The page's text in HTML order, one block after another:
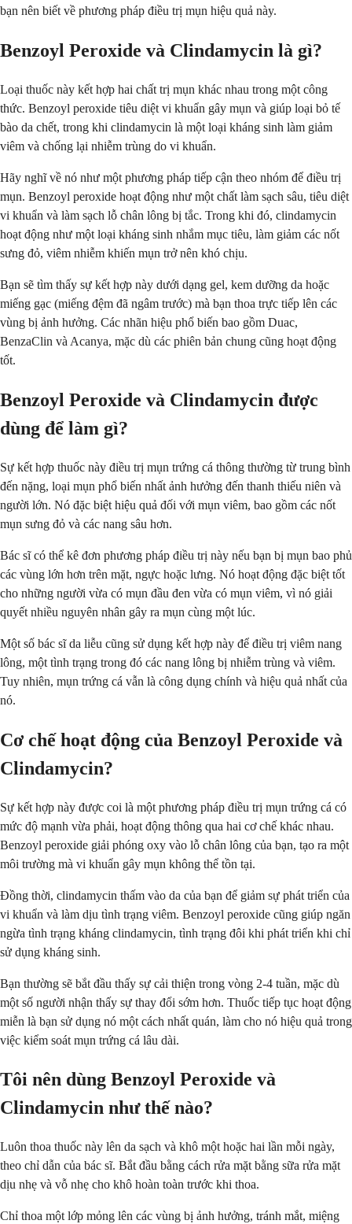
bạn nên biết về phương pháp điều trị mụn hiệu quả này.
Benzoyl Peroxide và Clindamycin là gì?
Loại thuốc này kết hợp hai chất trị mụn khác nhau trong một công
thức. Benzoyl peroxide tiêu diệt vi khuẩn gây mụn và giúp loại bỏ tế
bào da chết, trong khi clindamycin là một loại kháng sinh làm giảm
viêm và chống lại nhiễm trùng do vi khuẩn.
Hãy nghĩ về nó như một phương pháp tiếp cận theo nhóm để điều trị
mụn. Benzoyl peroxide hoạt động như một chất làm sạch sâu, tiêu diệt
vi khuẩn và làm sạch lỗ chân lông bị tắc. Trong khi đó, clindamycin
hoạt động như một loại kháng sinh nhắm mục tiêu, làm giảm các nốt
sưng đỏ, viêm nhiễm khiến mụn trở nên khó chịu.
Bạn sẽ tìm thấy sự kết hợp này dưới dạng gel, kem dưỡng da hoặc
miếng gạc (miếng đệm đã ngâm trước) mà bạn thoa trực tiếp lên các
vùng bị ảnh hưởng. Các nhãn hiệu phổ biến bao gồm Duac,
BenzaClin và Acanya, mặc dù các phiên bản chung cũng hoạt động
tốt.
Benzoyl Peroxide và Clindamycin được
dùng để làm gì?
Sự kết hợp thuốc này điều trị mụn trứng cá thông thường từ trung bình
đến nặng, loại mụn phổ biến nhất ảnh hưởng đến thanh thiếu niên và
người lớn. Nó đặc biệt hiệu quả đối với mụn viêm, bao gồm các nốt
mụn sưng đỏ và các nang sâu hơn.
Bác sĩ có thể kê đơn phương pháp điều trị này nếu bạn bị mụn bao phủ
các vùng lớn hơn trên mặt, ngực hoặc lưng. Nó hoạt động đặc biệt tốt
cho những người vừa có mụn đầu đen vừa có mụn viêm, vì nó giải
quyết nhiều nguyên nhân gây ra mụn cùng một lúc.
Một số bác sĩ da liễu cũng sử dụng kết hợp này để điều trị viêm nang
lông, một tình trạng trong đó các nang lông bị nhiễm trùng và viêm.
Tuy nhiên, mụn trứng cá vẫn là công dụng chính và hiệu quả nhất của
nó.
Cơ chế hoạt động của Benzoyl Peroxide và
Clindamycin?
Sự kết hợp này được coi là một phương pháp điều trị mụn trứng cá có
mức độ mạnh vừa phải, hoạt động thông qua hai cơ chế khác nhau.
Benzoyl peroxide giải phóng oxy vào lỗ chân lông của bạn, tạo ra một
môi trường mà vi khuẩn gây mụn không thể tồn tại.
Đồng thời, clindamycin thấm vào da của bạn để giảm sự phát triển của
vi khuẩn và làm dịu tình trạng viêm. Benzoyl peroxide cũng giúp ngăn
ngừa tình trạng kháng clindamycin, tình trạng đôi khi phát triển khi chỉ
sử dụng kháng sinh.
Bạn thường sẽ bắt đầu thấy sự cải thiện trong vòng 2-4 tuần, mặc dù
một số người nhận thấy sự thay đổi sớm hơn. Thuốc tiếp tục hoạt động
miễn là bạn sử dụng nó một cách nhất quán, làm cho nó hiệu quả trong
việc kiểm soát mụn trứng cá lâu dài.
Tôi nên dùng Benzoyl Peroxide và
Clindamycin như thế nào?
Luôn thoa thuốc này lên da sạch và khô một hoặc hai lần mỗi ngày,
theo chỉ dẫn của bác sĩ. Bắt đầu bằng cách rửa mặt bằng sữa rửa mặt
dịu nhẹ và vỗ nhẹ cho khô hoàn toàn trước khi thoa.
Chỉ thoa một lớp mỏng lên các vùng bị ảnh hưởng, tránh mắt, miệng